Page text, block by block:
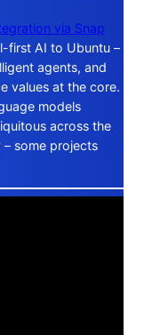
via Snap
first AI to Ubuntu –
agents, and
values at the core.
models
across the
some projects